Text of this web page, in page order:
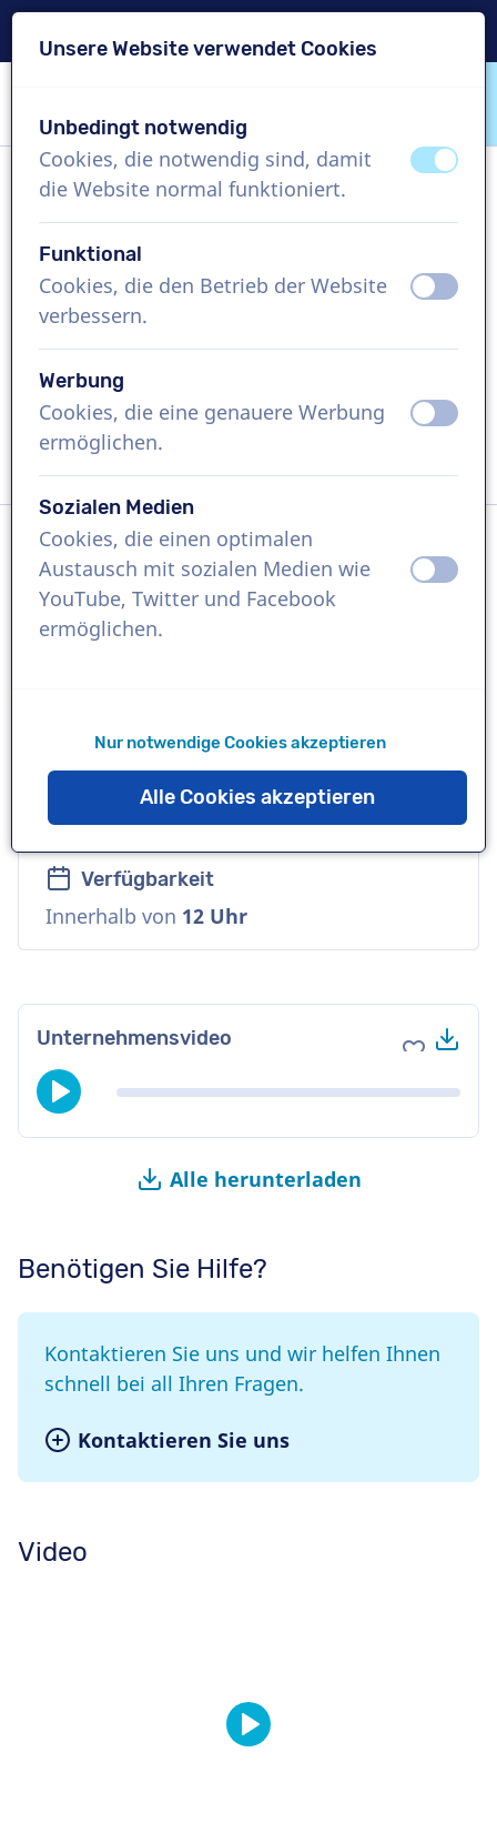
VoiceProductions
Bas M
US$ 304,95
Imagefilm , 1 - 250 Wörter
Projekt erstellen
Kostenlose Demo anfordern
Sprache
Niederländisch
Sprecher
Junge, Natürlich, Unverwechselbar
Verfügbarkeit
Innerhalb von 12 Uhr
Unternehmensvideo Zu
Alle herunterladen
Benötigen Sie Hilfe?
Kontaktieren Sie uns und wir helfen Ihnen
schnell bei all Ihren Fragen.
Kontaktieren Sie uns
Video
Unsere Website verwendet Cookies
Unbedingt notwendig
Cookies, die notwendig sind, damit
die Website normal funktioniert.
aus
an
Funktional
Cookies, die den Betrieb der Website
verbessern.
ausan
Werbung
Cookies, die eine genauere Werbung
ermöglichen.
ausan
Sozialen Medien
Cookies, die einen optimalen
Austausch mit sozialen Medien wie
YouTube, Twitter und Facebook
ermöglichen.
ausan
Nur notwendige Cookies akzeptieren
Alle Cookies akzeptieren